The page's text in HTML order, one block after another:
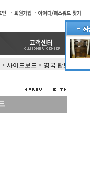
> 사이드보드 > 영국 탑보드